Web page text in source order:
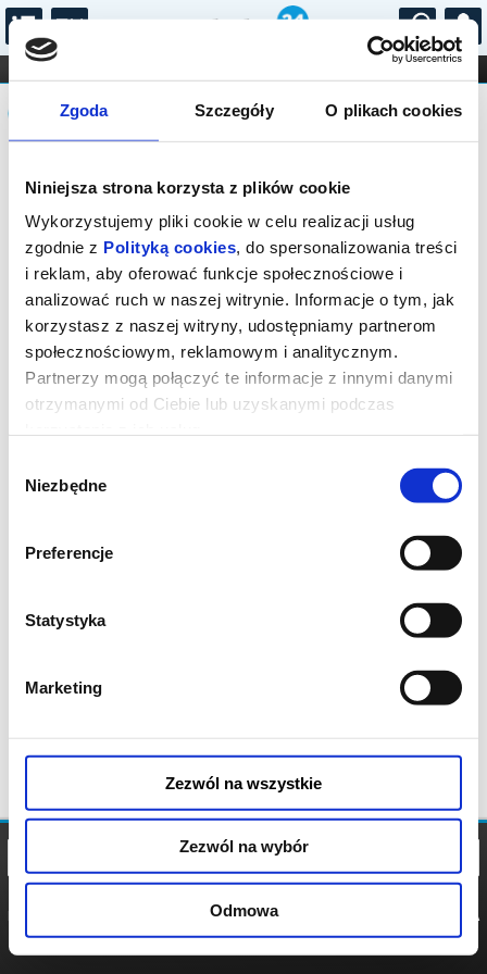
Zgoda Szczegóły O plikach cookies
Niniejsza strona korzysta z plików cookie
Wykorzystujemy pliki cookie w celu realizacji usług
zgodnie z Polityką cookies, do spersonalizowania treści
i reklam, aby oferować funkcje społecznościowe i
analizować ruch w naszej witrynie. Informacje o tym, jak
korzystasz z naszej witryny, udostępniamy partnerom
społecznościowym, reklamowym i analitycznym.
Partnerzy mogą połączyć te informacje z innymi danymi
otrzymanymi od Ciebie lub uzyskanymi podczas
zgody
Niezbędne
Preferencje
Statystyka
Marketing
Zezwól na wszystkie
Zezwól na wybór
Odmowa
...
FILHARMONIA OPERA I BALET
STAND-UP
DLA DZIECI
Komunikat
Sprzedaż on-line została zakończona,
sprawdź dostępność biletów w kasie.
POLITYKA
POLITYKA